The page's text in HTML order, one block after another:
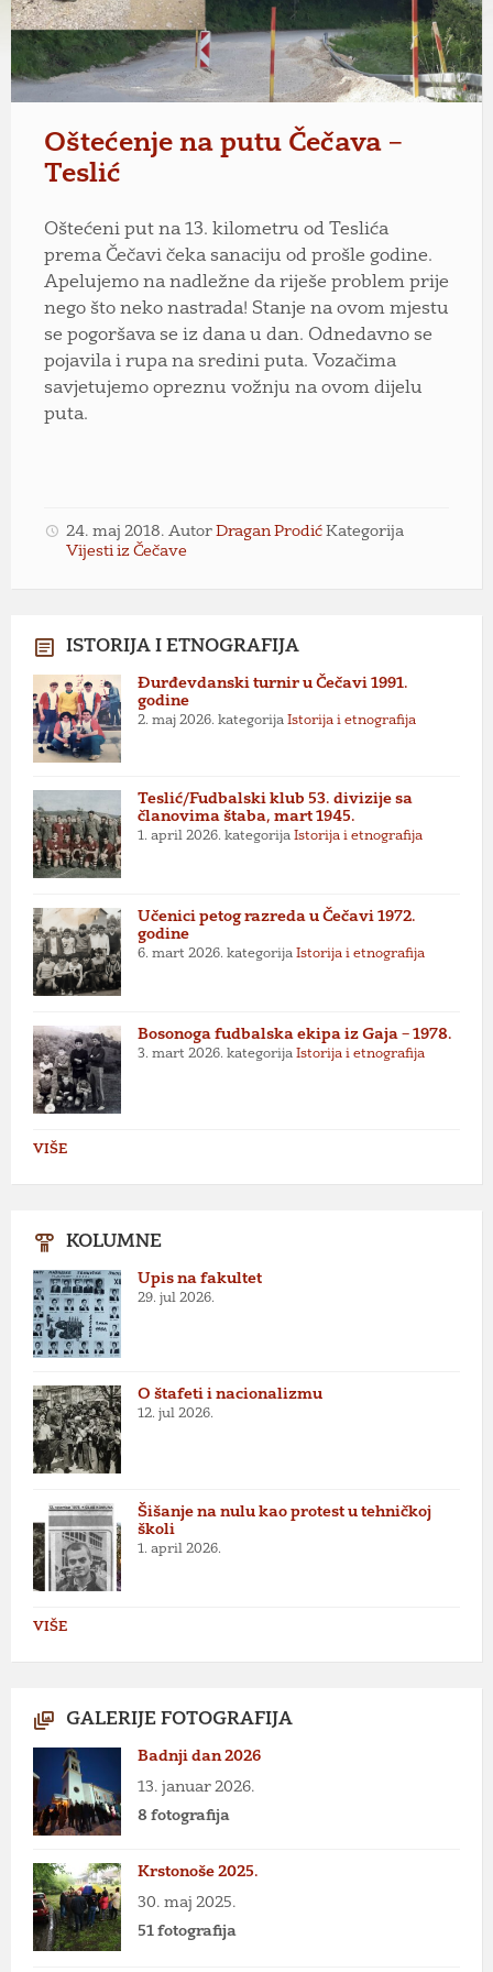
Oštećenje na putu Čečava –
Teslić
Oštećeni put na 13. kilometru od Teslića
prema Čečavi čeka sanaciju od prošle godine.
Apelujemo na nadležne da riješe problem prije
nego što neko nastrada! Stanje na ovom mjestu
se pogoršava se iz dana u dan. Odnedavno se
pojavila i rupa na sredini puta. Vozačima
savjetujemo opreznu vožnju na ovom dijelu
puta.
24. maj 2018. Autor Dragan Prodić Kategorija
Vijesti iz Čečave
ISTORIJA I ETNOGRAFIJA
Đurđevdanski turnir u Čečavi 1991.
godine
2. maj 2026. kategorija Istorija i etnografija
Teslić/Fudbalski klub 53. divizije sa
članovima štaba, mart 1945.
1. april 2026. kategorija Istorija i etnografija
Učenici petog razreda u Čečavi 1972.
godine
6. mart 2026. kategorija Istorija i etnografija
Bosonoga fudbalska ekipa iz Gaja – 1978.
3. mart 2026. kategorija Istorija i etnografija
VIŠE
KOLUMNE
Upis na fakultet
29. jul 2026.
O štafeti i nacionalizmu
12. jul 2026.
Šišanje na nulu kao protest u tehničkoj
školi
1. april 2026.
VIŠE
GALERIJE FOTOGRAFIJA
Badnji dan 2026
13. januar 2026.
8 fotografija
Krstonoše 2025.
30. maj 2025.
51 fotografija